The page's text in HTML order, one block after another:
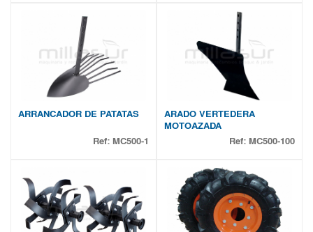
ARRANCADOR DE PATATAS
Ref: MC500-1
ARADO VERTEDERA
MOTOAZADA
Ref: MC500-100